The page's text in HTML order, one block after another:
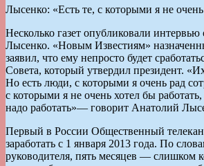
Лысенко: «Есть те, с которыми я не очень
Несколько газет опубликовали
Лысенко. «Новым Известиям»
заявил, что ему непросто будет
Совета, который утвердил президент.
Но есть люди, с которыми я очень рад
с которыми я не очень хотел бы работать,
надо работать»— говорит Анатолий
Первый в России Общественный
заработать с 1 января 2013 года. По
руководителя, пять месяцев — слишком